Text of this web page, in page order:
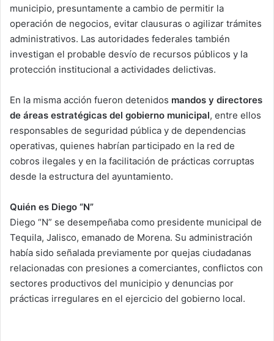
municipio, presuntamente a cambio de permitir la
operación de negocios, evitar clausuras o agilizar trámites
administrativos. Las autoridades federales también
investigan el probable desvío de recursos públicos y la
protección institucional a actividades delictivas.
En la misma acción fueron detenidos mandos y directores
de áreas estratégicas del gobierno municipal, entre ellos
responsables de seguridad pública y de dependencias
operativas, quienes habrían participado en la red de
cobros ilegales y en la facilitación de prácticas corruptas
desde la estructura del ayuntamiento.
Quién es Diego “N”
Diego “N” se desempeñaba como presidente municipal de
Tequila, Jalisco, emanado de Morena. Su administración
había sido señalada previamente por quejas ciudadanas
relacionadas con presiones a comerciantes, conflictos con
sectores productivos del municipio y denuncias por
prácticas irregulares en el ejercicio del gobierno local.